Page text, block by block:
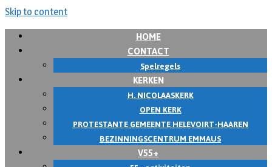
Skip to content
HOME
CONTACT
Spelregels
KERKEN
H. NICOLAASKERK
OPEN KERK
PROTESTANTE GEMEENTE HELEVOIRT-HAAREN
BEZINNINGSCENTRUM EMMAUS
V55+